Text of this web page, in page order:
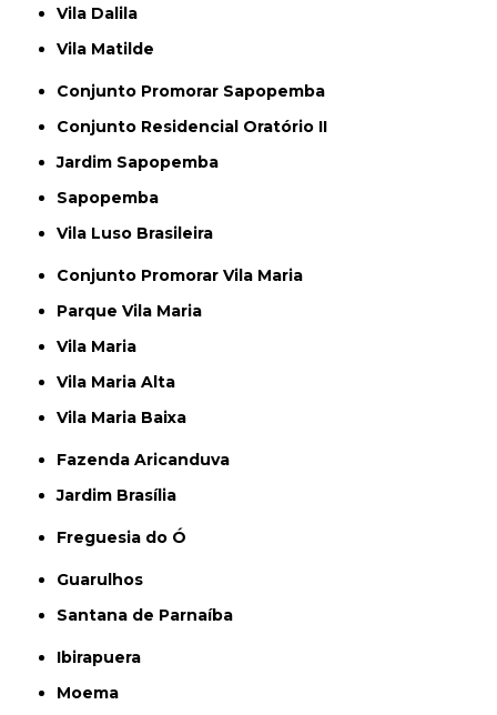
Vila Dalila
Vila Matilde
Conjunto Promorar Sapopemba
Conjunto Residencial Oratório II
Jardim Sapopemba
Sapopemba
Vila Luso Brasileira
Conjunto Promorar Vila Maria
Parque Vila Maria
Vila Maria
Vila Maria Alta
Vila Maria Baixa
Fazenda Aricanduva
Jardim Brasília
Freguesia do Ó
Guarulhos
Santana de Parnaíba
Ibirapuera
Moema